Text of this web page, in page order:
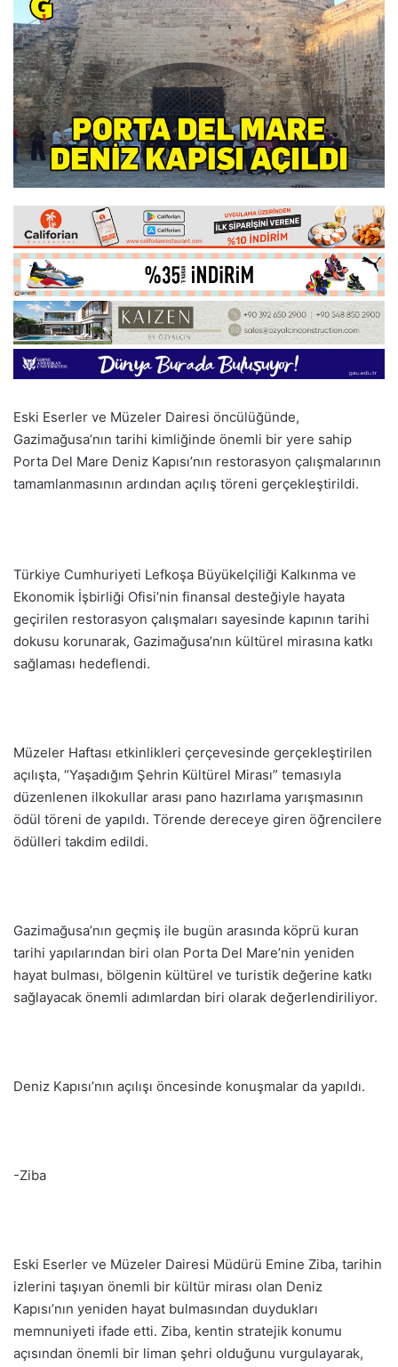
Eski Eserler ve Müzeler Dairesi öncülüğünde,
Gazimağusa’nın tarihi kimliğinde önemli bir yere sahip
Porta Del Mare Deniz Kapısı’nın restorasyon çalışmalarının
tamamlanmasının ardından açılış töreni gerçekleştirildi.
Türkiye Cumhuriyeti Lefkoşa Büyükelçiliği Kalkınma ve
Ekonomik İşbirliği Ofisi’nin finansal desteğiyle hayata
geçirilen restorasyon çalışmaları sayesinde kapının tarihi
dokusu korunarak, Gazimağusa’nın kültürel mirasına katkı
sağlaması hedeflendi.
Müzeler Haftası etkinlikleri çerçevesinde gerçekleştirilen
açılışta, “Yaşadığım Şehrin Kültürel Mirası” temasıyla
düzenlenen ilkokullar arası pano hazırlama yarışmasının
ödül töreni de yapıldı. Törende dereceye giren öğrencilere
ödülleri takdim edildi.
Gazimağusa’nın geçmiş ile bugün arasında köprü kuran
tarihi yapılarından biri olan Porta Del Mare’nin yeniden
hayat bulması, bölgenin kültürel ve turistik değerine katkı
sağlayacak önemli adımlardan biri olarak değerlendiriliyor.
Deniz Kapısı’nın açılışı öncesinde konuşmalar da yapıldı.
-Ziba
Eski Eserler ve Müzeler Dairesi Müdürü Emine Ziba, tarihin
izlerini taşıyan önemli bir kültür mirası olan Deniz
Kapısı’nın yeniden hayat bulmasından duydukları
memnuniyeti ifade etti. Ziba, kentin stratejik konumu
açısından önemli bir liman şehri olduğunu vurgulayarak,